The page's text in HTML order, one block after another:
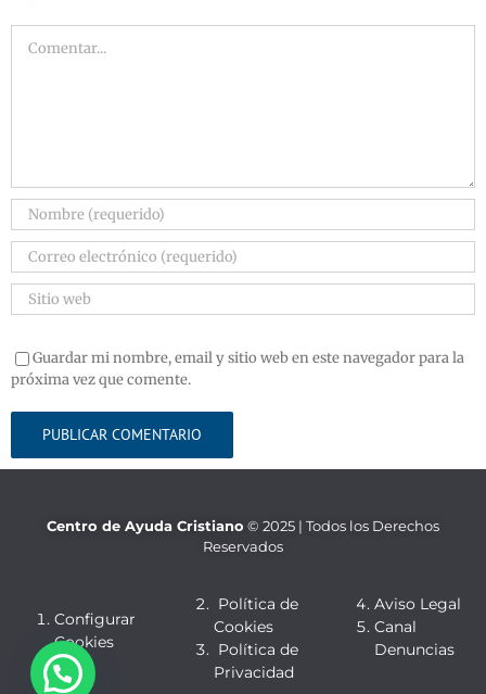
Guardar mi nombre, email y sitio web en este navegador para la
próxima vez que comente.
Centro de Ayuda Cristiano © 2025 | Todos los Derechos
Reservados
Configurar
Cookies
Política de
Cookies
Política de
Privacidad
Aviso Legal
Canal
Denuncias